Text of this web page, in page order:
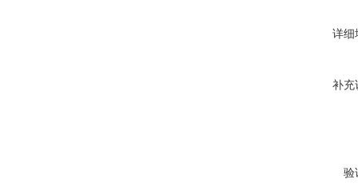
详细
补充
验